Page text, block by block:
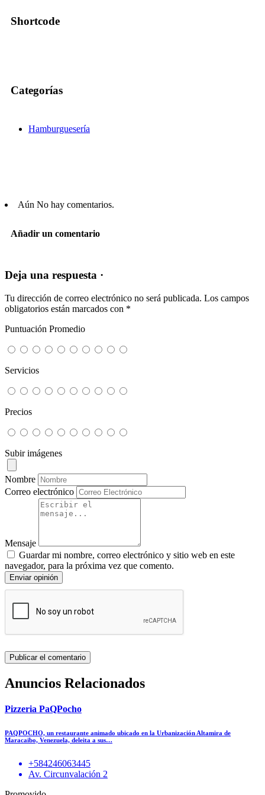
Shortcode
Categorías
Hamburguesería
Aún No hay comentarios.
Añadir un comentario
Deja una respuesta ·
Tu dirección de correo electrónico no será publicada. Los campos
obligatorios están marcados con *
Puntuación Promedio
Servicios
Precios
Subir imágenes
Nombre
Correo electrónico
Mensaje
Guardar mi nombre, correo electrónico y sitio web en este
navegador, para la próxima vez que comento.
Enviar opinión
Anuncios Relacionados
Pizzeria PaQPocho
PAQPOCHO, un restaurante animado ubicado en la Urbanización Altamira de
Maracaibo, Venezuela, deleita a sus…
+584246063445
Av. Circunvalación 2